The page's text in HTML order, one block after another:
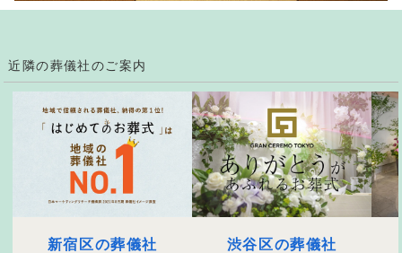
近隣の葬儀社のご案内
新宿区の葬儀社 渋谷区の葬儀社